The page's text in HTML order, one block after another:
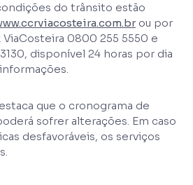
do trânsito estão
ou por
ViaCosteira 0800 255 5550 e
disponível 24 horas por dia
que o cronograma de
sofrer alterações. Em caso
desfavoráveis, os serviços